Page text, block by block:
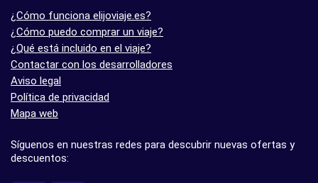
¿Cómo funciona elijoviaje.es?
¿Cómo puedo comprar un viaje?
¿Qué está incluido en el viaje?
Contactar con los desarrolladores
Aviso legal
Política de privacidad
Mapa web
Síguenos en nuestras redes para descubrir nuevas ofertas y
descuentos: